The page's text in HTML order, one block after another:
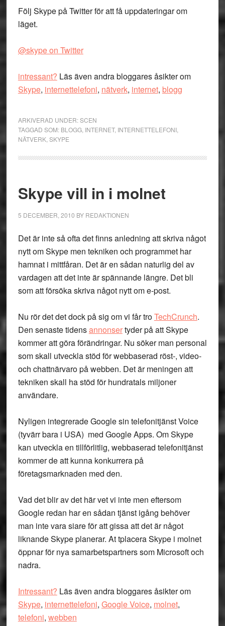
Följ Skype på Twitter för att få uppdateringar om
läget.
@skype on Twitter
intressant? Läs även andra bloggares åsikter om
Skype, internettelefoni, nätverk, internet, blogg
ARKIVERAD UNDER:SCEN
TAGGAD SOM: BLOGG, INTERNET, INTERNETTELEFONI,
NÄTVERK, SKYPE
Skype vill in i molnet
5 DECEMBER, 2010 BY REDAKTIONEN
Det är inte så ofta det finns anledning att skriva något
nytt om Skype men tekniken och programmet har
hamnat i mittfåran. Det är en sådan naturlig del av
vardagen att det inte är spännande längre. Det bli
som att försöka skriva något nytt om e-post.
Nu rör det det dock på sig om vi får troTechCrunch.
Den senaste tidensannonsertyder på att Skype
kommer att göra förändringar. Nu söker man personal
som skall utveckla stöd för webbaserad röst-, video-
och chattnärvaro på webben. Det är meningen att
tekniken skall ha stöd för hundratals miljoner
användare.
Nyligen integrerade Google sin telefonitjänst Voice
(tyvärr bara i USA) med Google Apps. Om Skype
kan utveckla en tillförlitlig, webbaserad telefonitjänst
kommer de att kunna konkurrera på
företagsmarknaden med den.
Vad det blir av det här vet vi inte men eftersom
Google redan har en sådan tjänst igång behöver
man inte vara siare för att gissa att det är något
liknande Skype planerar. At tplacera Skype i molnet
öppnar för nya samarbetspartners som Microsoft och
nadra.
Intressant? Läs även andra bloggares åsikter om
Skype, internettelefoni, Google Voice, molnet,
telefoni, webben